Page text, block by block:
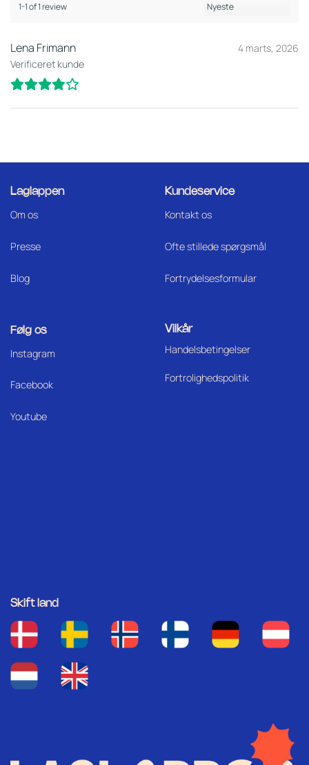
1-1 of 1 review
Lena Frimann
Verificeret kunde
4 marts, 2026
Laglappen
Om os
Presse
Blog
Kundeservice
Kontakt os
Ofte stillede spørgsmål
Fortrydelsesformular
Følg os
Instagram
Facebook
Youtube
Vilkår
Handelsbetingelser
Fortrolighedspolitik
Skift land